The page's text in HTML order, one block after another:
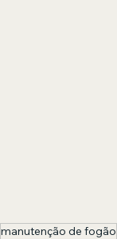
manutenção de fogão